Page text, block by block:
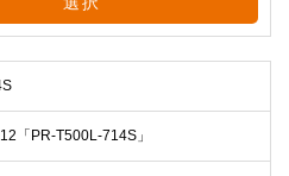
「PR-T500L-714S」